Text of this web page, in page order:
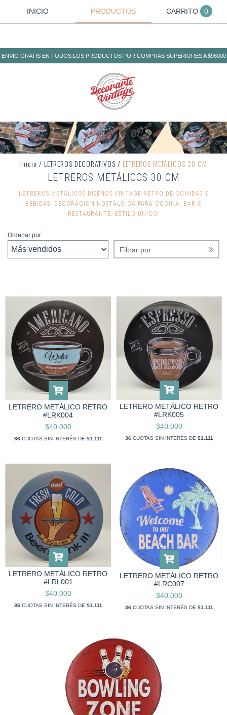
INICIO PRODUCTOS CARRITO 0
ENVIO GRATIS EN TODOS LOS PRODUCTOS POR COMPRAS SUPERIORES A $96000
Inicio / LETREROS DECORATIVOS / LETREROS METÁLICOS 30 CM
LETREROS METÁLICOS 30 CM
LETREROS METÁLICOS DISEÑOS VINTAGE RETRO DE COMIDAS Y
BEBIDAS. DECORACIÓN NOSTÁLGICA PARA COCINA, BAR O
RESTAURANTE. ESTILO ÚNICO.
Ordenar por
Filtrar por
LETRERO METÁLICO RETRO
#LRK004
$40.000
36CUOTAS SIN INTERÉS DE $1.111
LETRERO METÁLICO RETRO
#LRK005
$40.000
36CUOTAS SIN INTERÉS DE $1.111
LETRERO METÁLICO RETRO
#LRL001
$40.000
36CUOTAS SIN INTERÉS DE $1.111
LETRERO METÁLICO RETRO
#LRC007
$40.000
36CUOTAS SIN INTERÉS DE $1.111